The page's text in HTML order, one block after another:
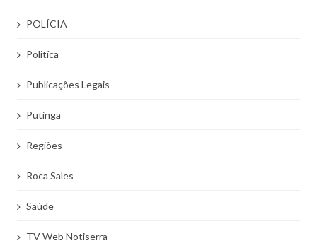
POLÍCIA
Politíca
Publicações Legais
Putinga
Regiões
Roca Sales
Saúde
TV Web Notiserra